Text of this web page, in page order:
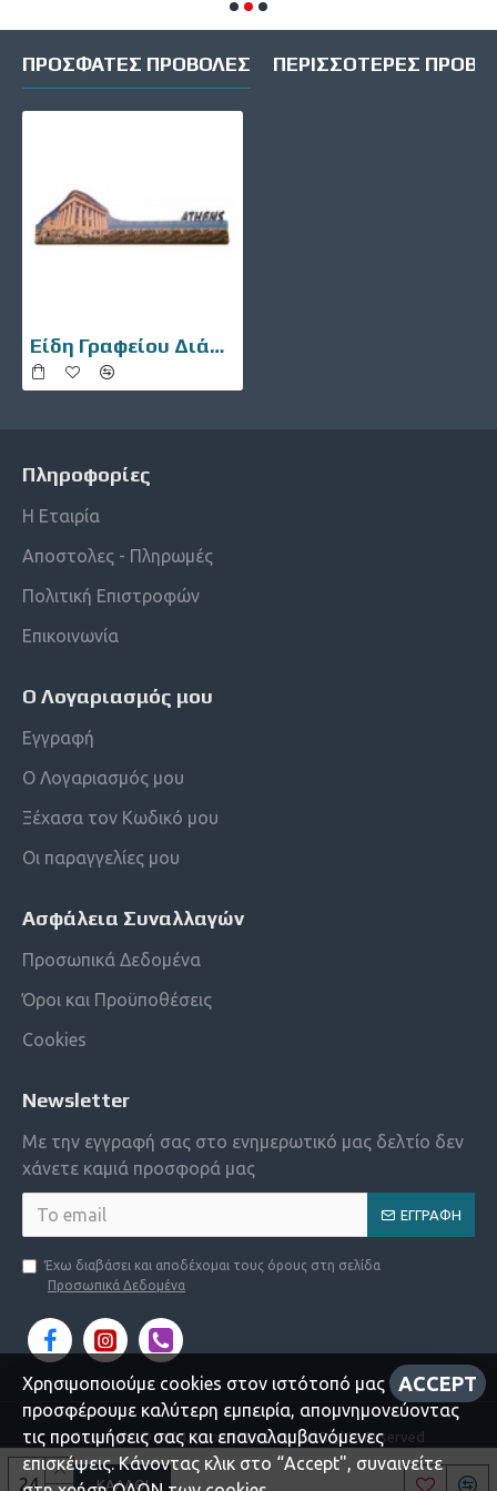
ΚΑΛΆΘΙ
ΠΡΌΣΦΑΤΕΣ ΠΡΟΒΟΛΈΣ ΠΕΡΙΣΣΌΤΕΡΕΣ
Είδη Γραφείου Διάφορα 10901-006
Πληροφορίες
Η Εταιρία
Αποστολες - Πληρωμές
Πολιτική Επιστροφών
Επικοινωνία
Ο Λογαριασμός μου
Εγγραφή
Ο Λογαριασμός μου
Ξέχασα τον Κωδικό μου
Οι παραγγελίες μου
Ασφάλεια Συναλλαγών
Προσωπικά Δεδομένα
Όροι και Προϋποθέσεις
Cookies
Newsletter
Με την εγγραφή σας στο ενημερωτικό μας δελτίο δεν
χάνετε καμιά προσφορά μας
ΕΓΓΡΑΦΉ
Έχω διαβάσει και αποδέχομαι τους όρους στη σελίδα
Προσωπικά Δεδομένα
Copyright © 2024, KapaniTrade.gr, All Rights Reserved
ACCEPT
Χρησιμοποιούμε cookies στον ιστότοπό μας για να σας
προσφέρουμε καλύτερη εμπειρία, απομνημονεύοντας
τις προτιμήσεις σας και επαναλαμβανόμενες
επισκέψεις. Κάνοντας κλικ στο “Accept", συναινείτε